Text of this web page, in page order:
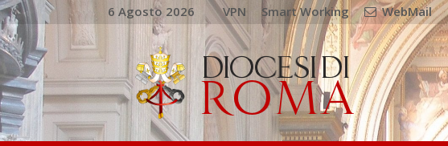
6 Agosto 2026 VPN Smart Working WebMail
DIOCESI
DI
ROMA